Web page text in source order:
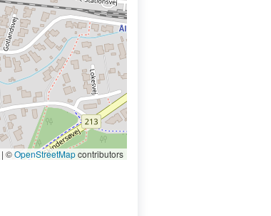
| ©OpenStreetMapcontributors